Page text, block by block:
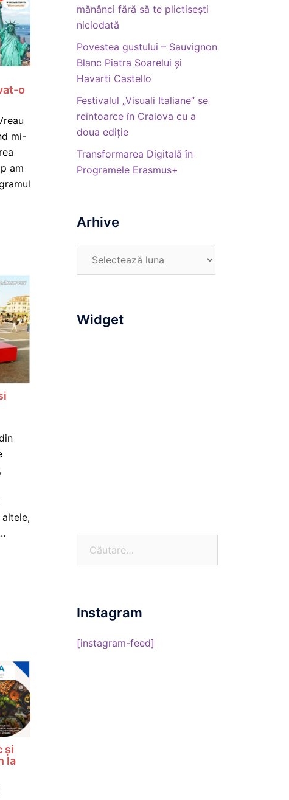
o
mi-
am
și
la
mănânci fără să te plictisești
niciodată
Povestea gustului – Sauvignon
Blanc Piatra Soarelui și
Havarti Castello
Festivalul „Visuali Italiane” se
reîntoarce în Craiova cu a
doua ediție
Transformarea Digitală în
Programele Erasmus+
Arhive
Widget
după:
Instagram
[instagram-feed]